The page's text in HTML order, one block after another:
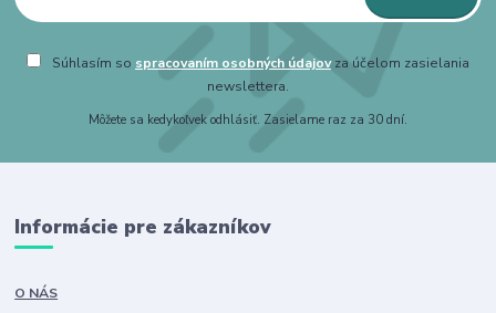
Súhlasím so spracovaním osobných údajovza účelom zasielania
newslettera.
Môžete sa kedykoľvek odhlásiť. Zasielame raz za 30 dní.
Informácie pre zákazníkov
O NÁS